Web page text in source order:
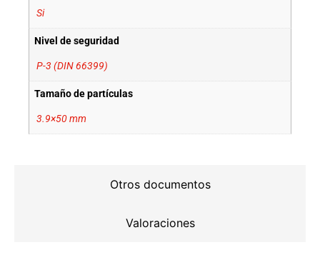
Otros documentos
Valoraciones
Si
Nivel de seguridad
P-3 (DIN 66399)
Tamaño de partículas
3.9×50 mm